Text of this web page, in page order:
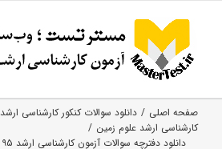
content
صفحه اصلی
دانلود سوالات کنکور کارشناسی ارشد
کارشناسی ارشد علوم زمین